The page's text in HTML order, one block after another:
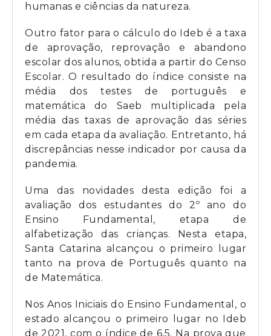
humanas e ciências da natureza.
Outro fator para o cálculo do Ideb é a taxa
de aprovação, reprovação e abandono
escolar dos alunos, obtida a partir do Censo
Escolar. O resultado do índice consiste na
média dos testes de português e
matemática do Saeb multiplicada pela
média das taxas de aprovação das séries
em cada etapa da avaliação. Entretanto, há
discrepâncias nesse indicador por causa da
pandemia.
Uma das novidades desta edição foi a
avaliação dos estudantes do 2º ano do
Ensino Fundamental, etapa de
alfabetização das crianças. Nesta etapa,
Santa Catarina alcançou o primeiro lugar
tanto na prova de Português quanto na
de Matemática.
Nos Anos Iniciais do Ensino Fundamental, o
estado alcançou o primeiro lugar no Ideb
de 2021, com o índice de 6,5. Na prova que